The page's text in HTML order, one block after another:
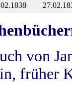
von
früher